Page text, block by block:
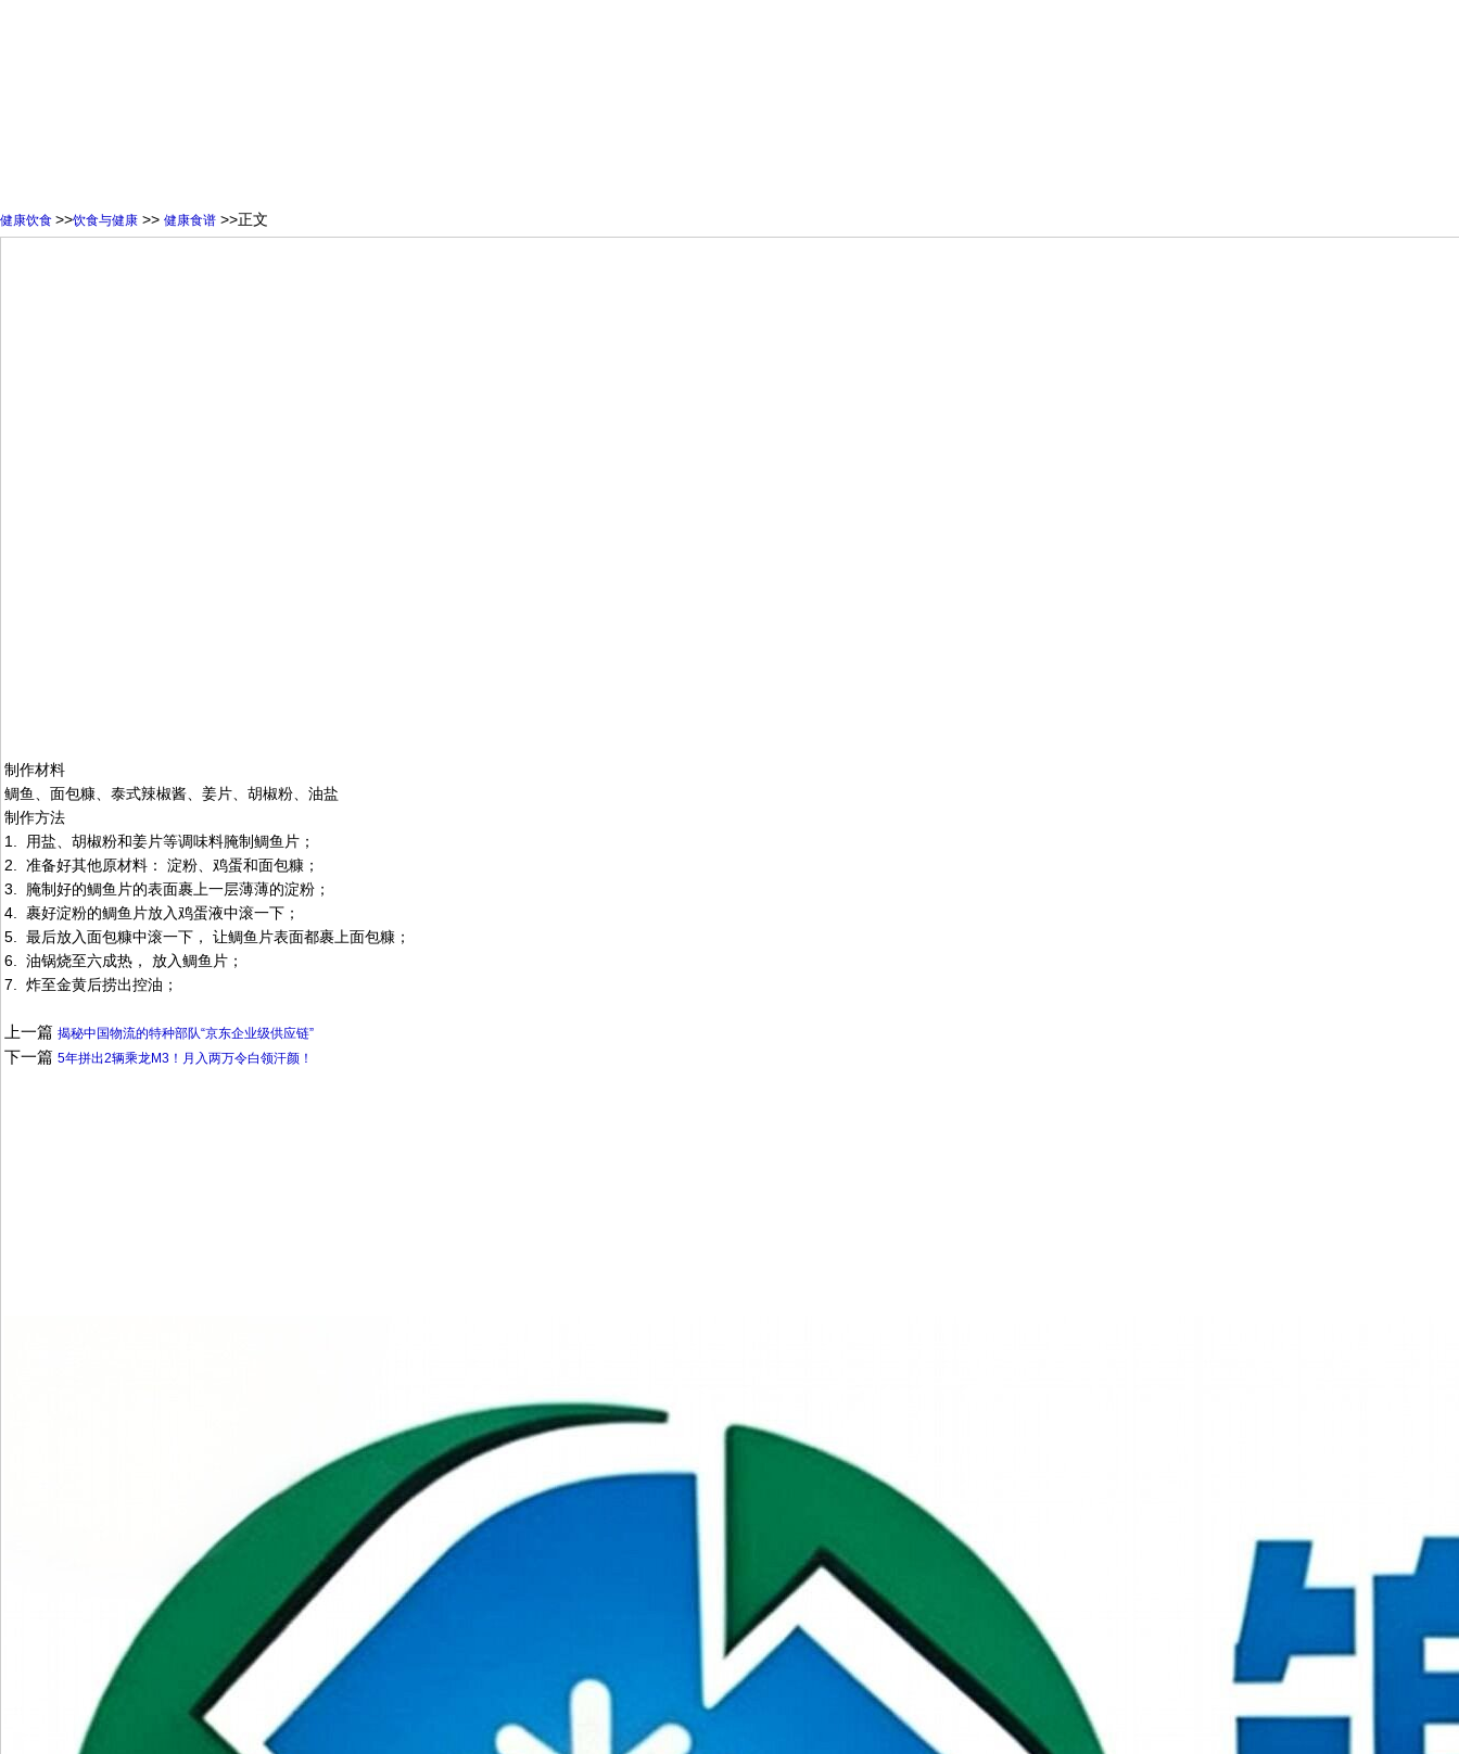
健康饮食 >>饮食与健康 >> 健康食谱 >>正文
制作材料
鲷鱼、面包糠、泰式辣椒酱、姜片、胡椒粉、油盐
制作方法
1. 用盐、胡椒粉和姜片等调味料腌制鲷鱼片；
2. 准备好其他原材料： 淀粉、鸡蛋和面包糠；
3. 腌制好的鲷鱼片的表面裹上一层薄薄的淀粉；
4. 裹好淀粉的鲷鱼片放入鸡蛋液中滚一下；
5. 最后放入面包糠中滚一下， 让鲷鱼片表面都裹上面包糠；
6. 油锅烧至六成热， 放入鲷鱼片；
7. 炸至金黄后捞出控油；
上一篇 揭秘中国物流的特种部队“京东企业级供应链”
下一篇 5年拼出2辆乘龙M3！月入两万令白领汗颜！